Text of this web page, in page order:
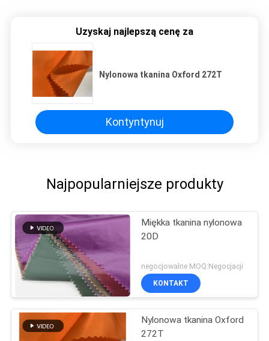
Uzyskaj najlepszą cenę za
Nylonowa tkanina Oxford 272T
Kontyntynuj
Najpopularniejsze produkty
Miękka tkanina nylonowa
20D
negocjowalne MOQ:Negocjacji
KONTAKT
Nylonowa tkanina Oxford
272T